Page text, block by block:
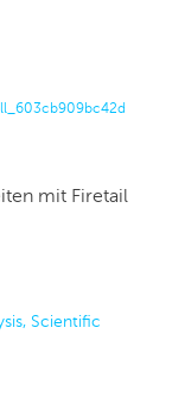
mit Firetail
, Scientific